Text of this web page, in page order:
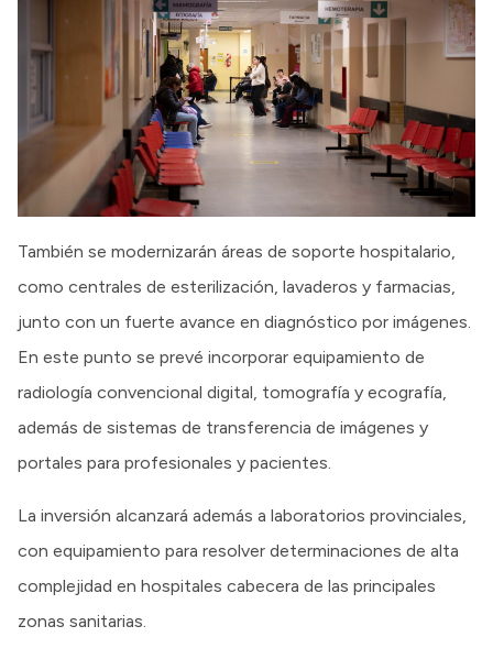
También se modernizarán áreas de soporte hospitalario,
como centrales de esterilización, lavaderos y farmacias,
junto con un fuerte avance en diagnóstico por imágenes.
En este punto se prevé incorporar equipamiento de
radiología convencional digital, tomografía y ecografía,
además de sistemas de transferencia de imágenes y
portales para profesionales y pacientes.
La inversión alcanzará además a laboratorios provinciales,
con equipamiento para resolver determinaciones de alta
complejidad en hospitales cabecera de las principales
zonas sanitarias.